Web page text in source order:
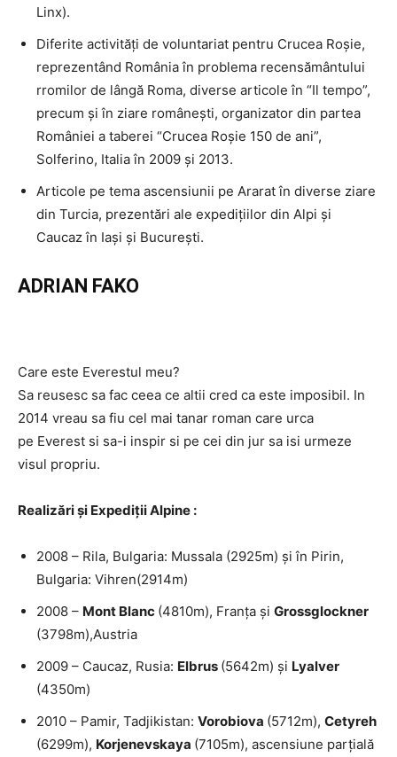
Linx).
Diferite activităţi de voluntariat pentru Crucea Roşie,
reprezentând România în problema recensământului
rromilor de lângă Roma, diverse articole în “Il tempo”,
precum şi în ziare româneşti, organizator din partea
României a taberei “Crucea Roşie 150 de ani”,
Solferino, Italia în 2009 şi 2013.
Articole pe tema ascensiunii pe Ararat în diverse ziare
din Turcia, prezentări ale expediţiilor din Alpi şi
Caucaz în Iaşi şi Bucureşti.
ADRIAN FAKO
Care este Everestul meu?
Sa reusesc sa fac ceea ce altii cred ca este imposibil. In
2014 vreau sa fiu cel mai tanar roman care urca
pe Everest si sa-i inspir si pe cei din jur sa isi urmeze
visul propriu.
Realizări şi Expediţii Alpine :
2008 – Rila, Bulgaria: Mussala (2925m) şi în Pirin,
Bulgaria: Vihren(2914m)
2008 – Mont Blanc (4810m), Franța şi Grossglockner
(3798m),Austria
2009 – Caucaz, Rusia: Elbrus (5642m) şi Lyalver
(4350m)
2010 – Pamir, Tadjikistan: Vorobiova (5712m), Cetyreh
(6299m), Korjenevskaya (7105m), ascensiune parţială